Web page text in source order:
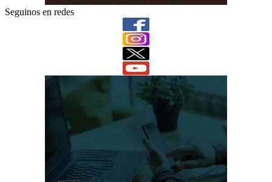
Seguinos en redes